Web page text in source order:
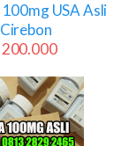
USA Asli
200.000